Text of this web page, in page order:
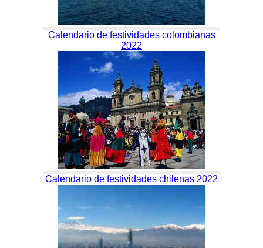
Calendario de festividades colombianas
2022
Calendario de festividades chilenas 2022